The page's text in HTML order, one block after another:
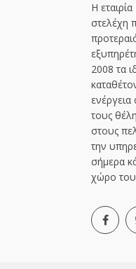
Η
στελέχη
2008 τα
ενέργεια
τους
στους
την
σήμερα
χώρο